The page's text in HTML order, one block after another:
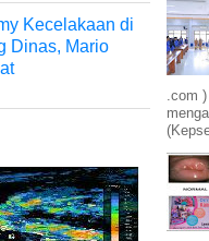
Kecelakaan di
Dinas, Mario
.com